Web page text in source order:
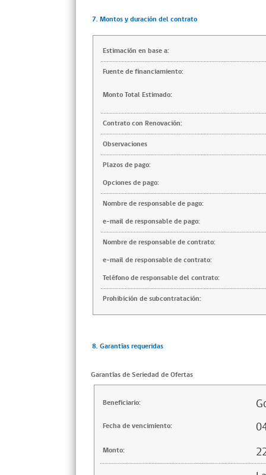
7. Montos y duración del contrato
Estimación en base a:
Fuente de financiamiento:
Monto Total Estimado:
Contrato con Renovación:
Observaciones
Plazos de pago:
Opciones de pago:
Nombre de responsable de pago:
e-mail de responsable de pago:
Nombre de responsable de contrato:
e-mail de responsable de contrato:
Teléfono de responsable del contrato:
Prohibición de subcontratación:
8. Garantías requeridas
Garantías de Seriedad de Ofertas
Beneficiario:
Fecha de vencimiento:
Monto: